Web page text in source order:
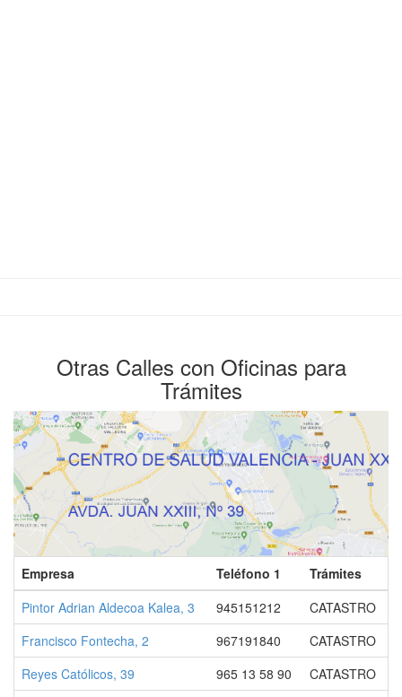
Otras Calles con Oficinas para
Trámites
Empresa Teléfono 1
Trámites
Pintor Adrian Aldecoa Kalea, 3
945151212
CATASTRO
Francisco Fontecha, 2
967191840
CATASTRO
Reyes Católicos, 39
965 13 58 90
CATASTRO